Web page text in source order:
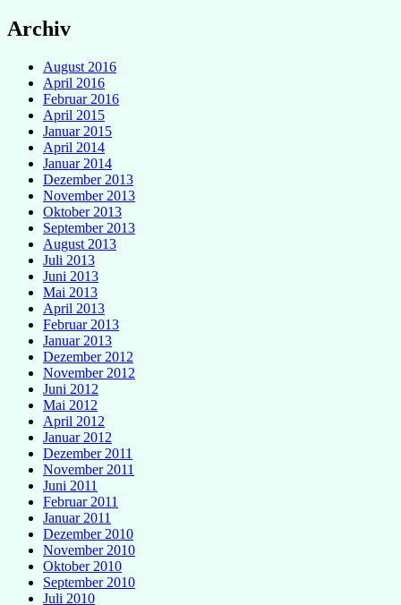
Archiv
August 2016
April 2016
Februar 2016
April 2015
Januar 2015
April 2014
Januar 2014
Dezember 2013
November 2013
Oktober 2013
September 2013
August 2013
Juli 2013
Juni 2013
Mai 2013
April 2013
Februar 2013
Januar 2013
Dezember 2012
November 2012
Juni 2012
Mai 2012
April 2012
Januar 2012
Dezember 2011
November 2011
Juni 2011
Februar 2011
Januar 2011
Dezember 2010
November 2010
Oktober 2010
September 2010
Juli 2010